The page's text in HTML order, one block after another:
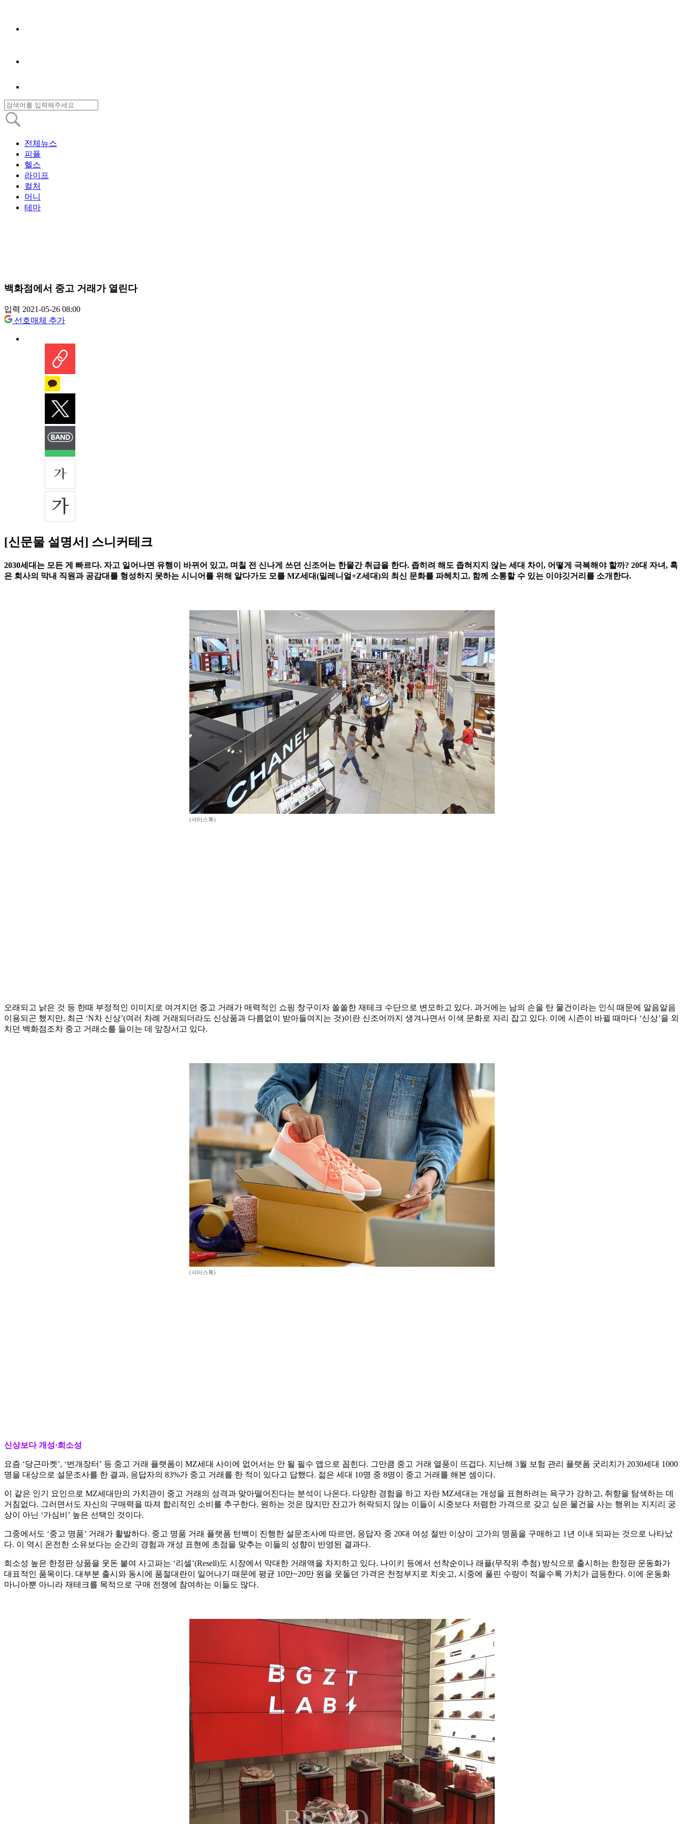
전체뉴스
피플
헬스
라이프
컬처
머니
테마
백화점에서 중고 거래가 열린다
입력 2021-05-26 08:00
선호매체 추가
[신문물 설명서] 스니커테크
2030세대는 모든 게 빠르다. 자고 일어나면 유행이 바뀌어 있고, 며칠 전 신나게 쓰던 신조어는 한물간 취급을 한다. 좁히려 해도 좁혀지지 않는 세대 차이, 어떻게 극복해야 할까? 20대 자녀, 혹
은 회사의 막내 직원과 공감대를 형성하지 못하는 시니어를 위해 알다가도 모를 MZ세대(밀레니얼+Z세대)의 최신 문화를 파헤치고, 함께 소통할 수 있는 이야깃거리를 소개한다.
(셔터스톡)
오래되고 낡은 것 등 한때 부정적인 이미지로 여겨지던 중고 거래가 매력적인 쇼핑 창구이자 쏠쏠한 재테크 수단으로 변모하고 있다. 과거에는 남의 손을 탄 물건이라는 인식 때문에 알음알음
이용되곤 했지만, 최근 ‘N차 신상’(여러 차례 거래되더라도 신상품과 다름없이 받아들여지는 것)이란 신조어까지 생겨나면서 이색 문화로 자리 잡고 있다. 이에 시즌이 바뀔 때마다 ‘신상’을 외
치던 백화점조차 중고 거래소를 들이는 데 앞장서고 있다.
(셔터스톡)
신상보다 개성·희소성
요즘 ‘당근마켓’, ‘번개장터’ 등 중고 거래 플랫폼이 MZ세대 사이에 없어서는 안 될 필수 앱으로 꼽힌다. 그만큼 중고 거래 열풍이 뜨겁다. 지난해 3월 보험 관리 플랫폼 굿리치가 2030세대 1000
명을 대상으로 설문조사를 한 결과, 응답자의 83%가 중고 거래를 한 적이 있다고 답했다. 젊은 세대 10명 중 8명이 중고 거래를 해본 셈이다.
이 같은 인기 요인으로 MZ세대만의 가치관이 중고 거래의 성격과 맞아떨어진다는 분석이 나온다. 다양한 경험을 하고 자란 MZ세대는 개성을 표현하려는 욕구가 강하고, 취향을 탐색하는 데
거침없다. 그러면서도 자신의 구매력을 따져 합리적인 소비를 추구한다. 원하는 것은 많지만 잔고가 허락되지 않는 이들이 시중보다 저렴한 가격으로 갖고 싶은 물건을 사는 행위는 지지리 궁
상이 아닌 ‘가심비’ 높은 선택인 것이다.
그중에서도 ‘중고 명품’ 거래가 활발하다. 중고 명품 거래 플랫폼 턴백이 진행한 설문조사에 따르면, 응답자 중 20대 여성 절반 이상이 고가의 명품을 구매하고 1년 이내 되파는 것으로 나타났
다. 이 역시 온전한 소유보다는 순간의 경험과 개성 표현에 초점을 맞추는 이들의 성향이 반영된 결과다.
희소성 높은 한정판 상품을 웃돈 붙여 사고파는 ‘리셀’(Resell)도 시장에서 막대한 거래액을 차지하고 있다. 나이키 등에서 선착순이나 래플(무작위 추첨) 방식으로 출시하는 한정판 운동화가
대표적인 품목이다. 대부분 출시와 동시에 품절대란이 일어나기 때문에 평균 10만~20만 원을 웃돌던 가격은 천정부지로 치솟고, 시중에 풀린 수량이 적을수록 가치가 급등한다. 이에 운동화
마니아뿐 아니라 재테크를 목적으로 구매 전쟁에 참여하는 이들도 많다.